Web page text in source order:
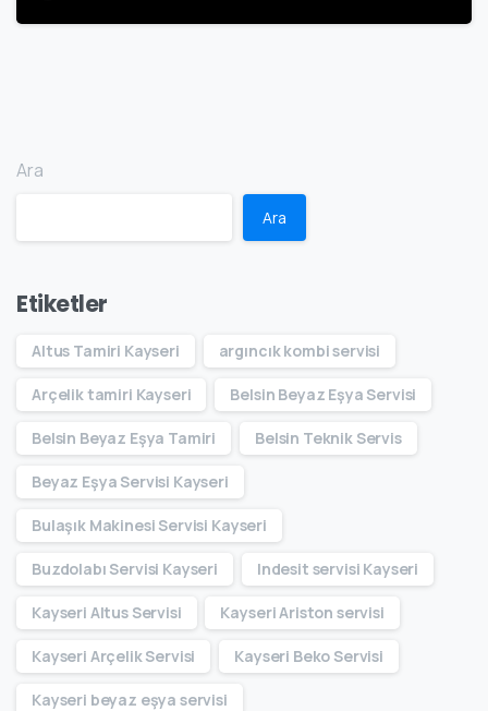
Ara
Ara
Etiketler
Altus Tamiri Kayseri argıncık kombi servisi
Arçelik tamiri Kayseri Belsin Beyaz Eşya Servisi
Belsin Beyaz Eşya Tamiri Belsin Teknik Servis
Beyaz Eşya Servisi Kayseri
Bulaşık Makinesi Servisi Kayseri
Buzdolabı Servisi Kayseri Indesit servisi Kayseri
Kayseri Altus Servisi Kayseri Ariston servisi
Kayseri Arçelik Servisi Kayseri Beko Servisi
Kayseri beyaz eşya servisi